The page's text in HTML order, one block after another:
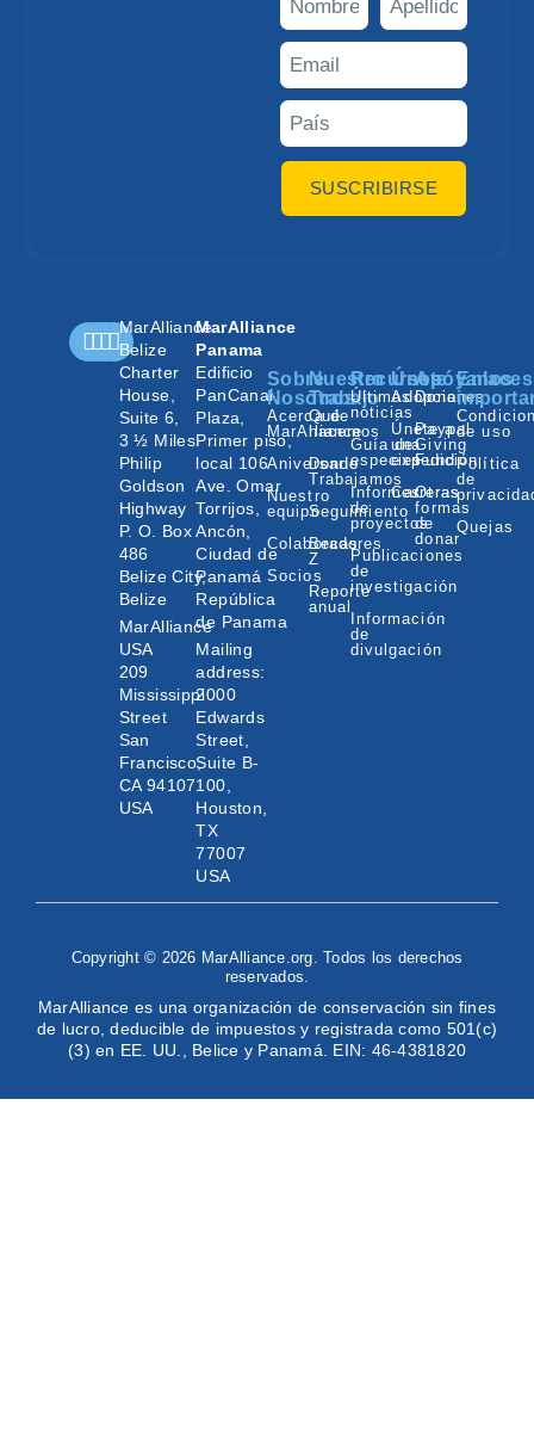
SUSCRIBIRSE
MarAlliance
Belize
Charter
House,
Suite 6,
3 ½ Miles
Philip
Goldson
Highway
P. O. Box
486
Belize City,
Belize
MarAlliance
USA
209
Mississippi
Street
San
Francisco,
CA 94107
USA
MarAlliance
Panama
Edificio
PanCanal
Plaza,
Primer piso,
local 106
Ave. Omar
Torrijos,
Ancón,
Ciudad de
Panamá
República
de Panama
Mailing
address:
2000
Edwards
Street,
Suite B-
100,
Houston,
TX
77007
USA
Sobre
Nosotros
Acerca de
MarAlliance
Aniversario
Nuestro
equipo
Colaboradores
Socios
Nuestro
Trabajo
Qué
hacemos
Donde
Trabajamos
Seguimiento
Becas
Z
Reporte
anual
Recursos
Últimas
noticias
Guía de
especies
Informes
de
proyectos
Publicaciones
de
investigación
Información
de
divulgación
Únete
Adopciones
Únete a
una
expedición
Carreras
Apóyanos
Donar
Paypal
Giving
Fund
Otras
formas
de
donar
Enlaces
de uso
Política
de
Quejas
Copyright © 2026 MarAlliance.org. Todos los derechos
reservados.
MarAlliance es una organización de conservación sin fines
de lucro, deducible de impuestos y registrada como 501(c)
(3) en EE. UU., Belice y Panamá. EIN: 46-4381820